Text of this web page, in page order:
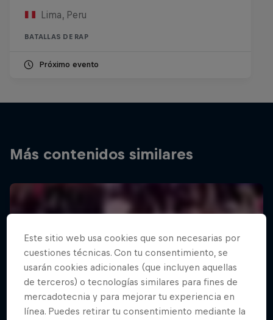
Lima, Peru
BATALLAS DE RAP
Próximo evento
Más contenidos similares
Este sitio web usa cookies que son necesarias por
cuestiones técnicas. Con tu consentimiento, se
usarán cookies adicionales (que incluyen aquellas
de terceros) o tecnologías similares para fines de
mercadotecnia y para mejorar tu experiencia en
línea. Puedes retirar tu consentimiento mediante la